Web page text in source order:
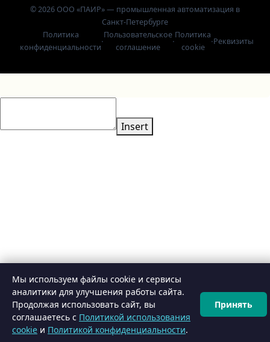
⚙️ Конфигуратор
© 2026 ООО «ПАИР» — промышленная автоматизация в
Санкт-Петербурге
Политика
конфиденциальности
·
Пользовательское
соглашение
·
Политика
cookie
·Реквизиты
Insert
Мы используем файлы cookie и сервисы
аналитики для улучшения работы сайта.
Продолжая использовать сайт, вы
соглашаетесь с Политикой использования
cookie и Политикой конфиденциальности.
Принять